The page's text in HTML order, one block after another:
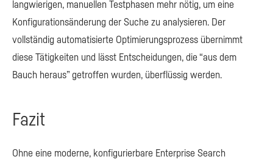
langwierigen, manuellen Testphasen mehr nötig, um eine
Konfigurationsänderung der Suche zu analysieren. Der
vollständig automatisierte Optimierungsprozess übernimmt
diese Tätigkeiten und lässt Entscheidungen, die “aus dem
Bauch heraus” getroffen wurden, überflüssig werden.
Fazit
Ohne eine moderne, konfigurierbare Enterprise Search